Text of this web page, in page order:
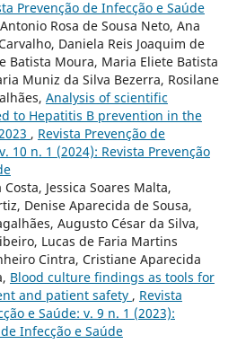
Prevenção de Infecção e Saúde
Rosa de Sousa Neto, Ana
Daniela Reis Joaquim de
Batista Moura, Maria Eliete Batista
Muniz da Silva Bezerra, Rosilane
Analysis of scientific
to Hepatitis B prevention in the
, Revista Prevenção de
10 n. 1 (2024): Revista Prevenção
Jessica Soares Malta,
Denise Aparecida de Sousa,
Augusto César da Silva,
Lucas de Faria Martins
Cintra, Cristiane Aparecida
Blood culture findings as tools for
and patient safety , Revista
e Saúde: v. 9 n. 1 (2023):
Infecção e Saúde